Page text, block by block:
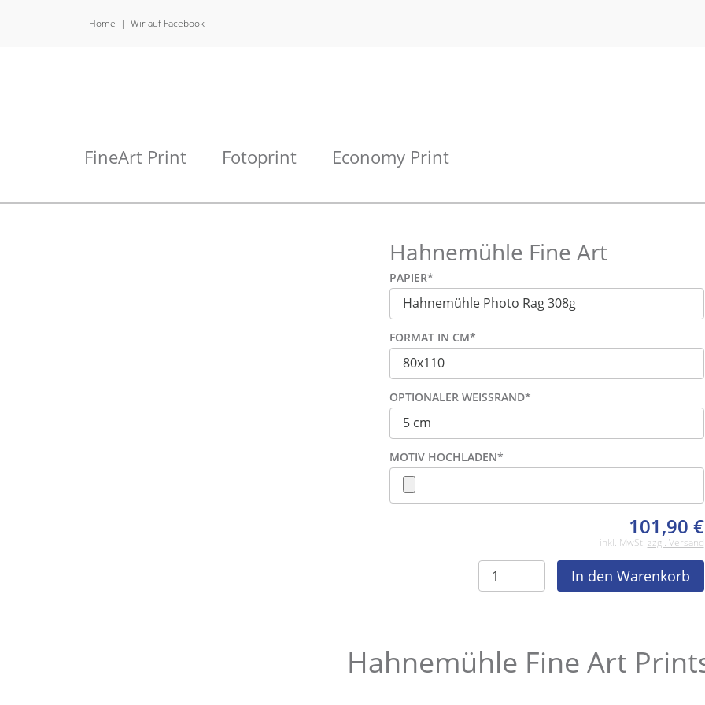
Home Wir auf Facebook
FineArt Print Fotoprint Economy Print
Hahnemühle Fine Art
PAPIER*
FORMAT IN CM*
OPTIONALER WEISSRAND *
MOTIV HOCHLADEN*
101,90 €
inkl. MwSt. zzgl. Versand
Hahnemühle Fine Art